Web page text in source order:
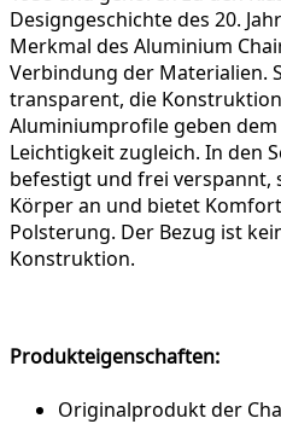
Designgeschichte des 20.
Merkmal des Aluminium
Verbindung der Materialien.
transparent, die
Aluminiumprofile geben
Leichtigkeit zugleich. In den
befestigt und frei verspannt,
Körper an und bietet
Polsterung. Der Bezug ist
Konstruktion.
Produkteigenschaften:
Originalprodukt der